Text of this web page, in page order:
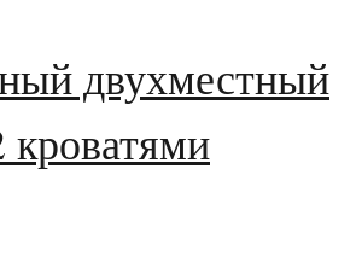
двухместный
кроватями